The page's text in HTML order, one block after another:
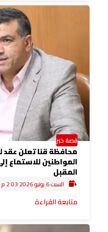
قصة خبر
محافظة قنا تعلن
المواطنين للاستماع
المقبل
السبت 6 يونيو 2026 2:03 م
متابعة القراءة